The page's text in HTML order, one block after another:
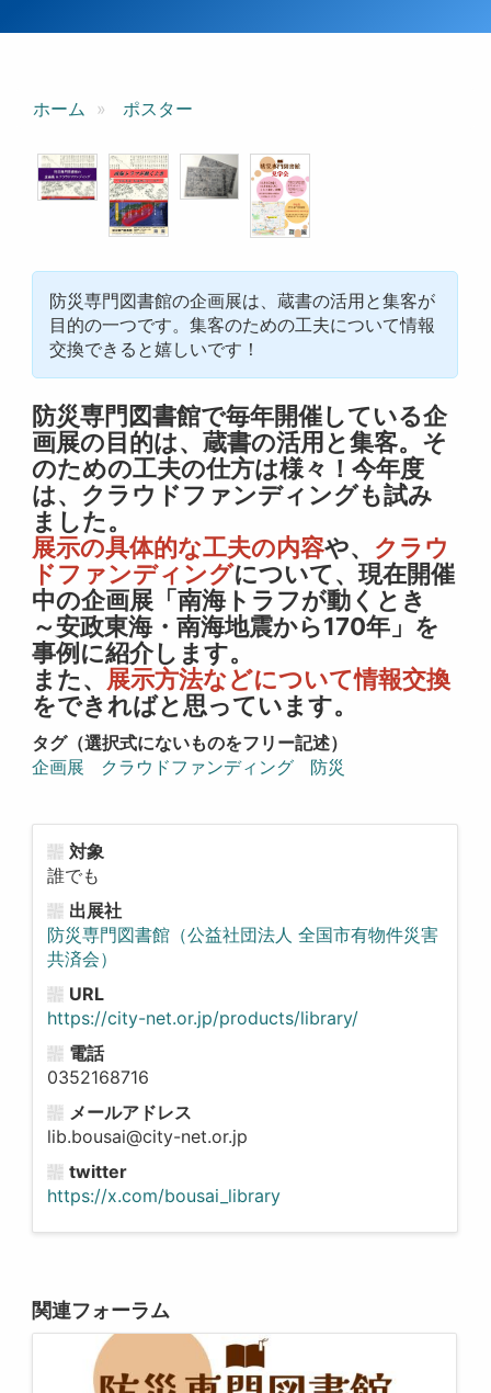
ホーム ポスター
防災専門図書館の企画展は、蔵書の活用と集客が
目的の一つです。集客のための工夫について情報
交換できると嬉しいです！
防災専門図書館で毎年開催している企
画展の目的は、蔵書の活用と集客。そ
のための工夫の仕方は様々！今年度
は、クラウドファンディングも試み
ました。
展示の具体的な工夫の内容や、 クラウ
ドファンディングについて、現在開催
中の企画展「南海トラフが動くとき
～安政東海・南海地震から170年」を
事例に紹介します。
また、 展示方法などについて情報交換
をできればと思っています。
タグ（選択式にないものをフリー記述）
企画展
クラウドファンディング 防災
対象
誰でも
出展社
防災専門図書館（公益社団法人 全国市有物件災害
共済会）
URL
https://city-net.or.jp/products/library/
電話
0352168716
メールアドレス
lib.bousai@city-net.or.jp
twitter
https://x.com/bousai_library
関連フォーラム